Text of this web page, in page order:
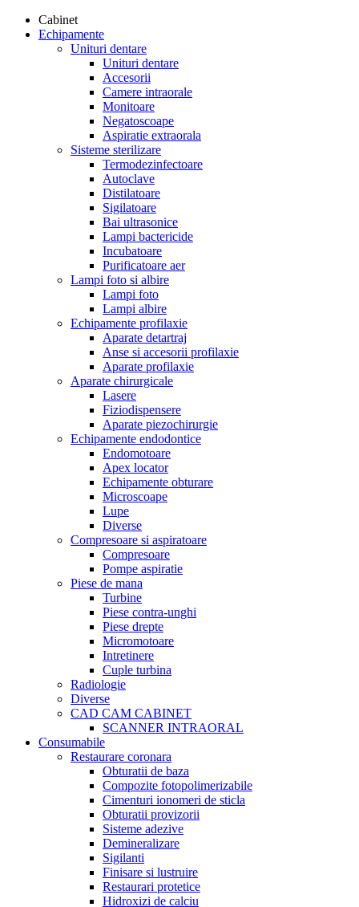
Cabinet
Echipamente
Unituri dentare
Unituri dentare
Accesorii
Camere intraorale
Monitoare
Negatoscoape
Aspiratie extraorala
Sisteme sterilizare
Termodezinfectoare
Autoclave
Distilatoare
Sigilatoare
Bai ultrasonice
Lampi bactericide
Incubatoare
Purificatoare aer
Lampi foto si albire
Lampi foto
Lampi albire
Echipamente profilaxie
Aparate detartraj
Anse si accesorii profilaxie
Aparate profilaxie
Aparate chirurgicale
Lasere
Fiziodispensere
Aparate piezochirurgie
Echipamente endodontice
Endomotoare
Apex locator
Echipamente obturare
Microscoape
Lupe
Diverse
Compresoare si aspiratoare
Compresoare
Pompe aspiratie
Piese de mana
Turbine
Piese contra-unghi
Piese drepte
Micromotoare
Intretinere
Cuple turbina
Radiologie
Diverse
CAD CAM CABINET
SCANNER INTRAORAL
Consumabile
Restaurare coronara
Obturatii de baza
Compozite fotopolimerizabile
Cimenturi ionomeri de sticla
Obturatii provizorii
Sisteme adezive
Demineralizare
Sigilanti
Finisare si lustruire
Restaurari protetice
Hidroxizi de calciu